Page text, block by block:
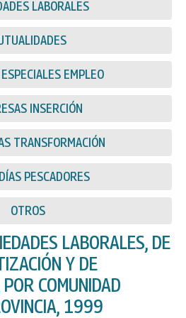
LABORALES
EMPLEO
INSERCIÓN
TRANSFORMACIÓN
PESCADORES
OTROS
LABORALES, DE
Y DE
COMUNIDAD
1999